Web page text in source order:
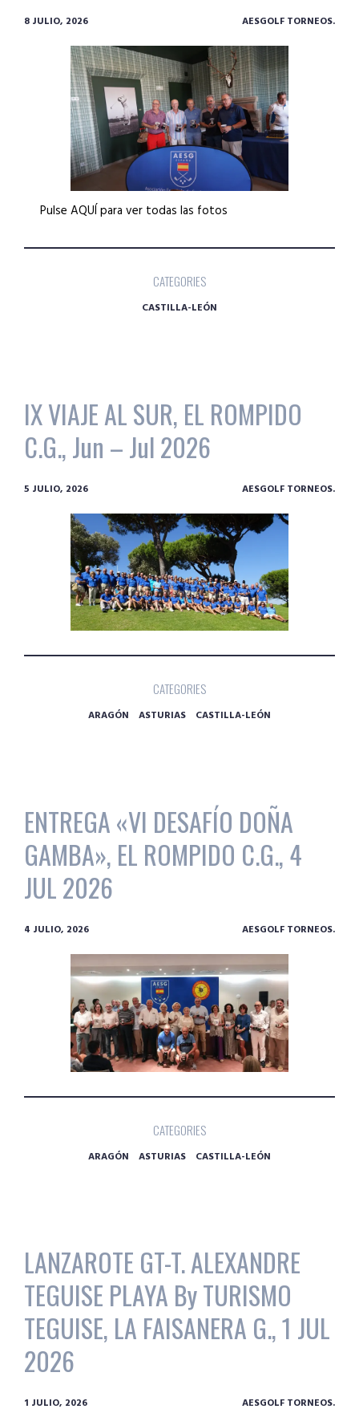
8 JULIO, 2026 AESGOLF TORNEOS.
Pulse AQUÍ para ver todas las fotos
CATEGORIES
CASTILLA-LEÓN
IX VIAJE AL SUR, EL ROMPIDO
C.G., Jun – Jul 2026
5 JULIO, 2026 AESGOLF TORNEOS.
CATEGORIES
ARAGÓN ASTURIAS CASTILLA-LEÓN
ENTREGA «VI DESAFÍO DOÑA
GAMBA», EL ROMPIDO C.G., 4
JUL 2026
4 JULIO, 2026 AESGOLF TORNEOS.
CATEGORIES
ARAGÓN ASTURIAS CASTILLA-LEÓN
LANZAROTE GT-T. ALEXANDRE
TEGUISE PLAYA By TURISMO
TEGUISE, LA FAISANERA G., 1 JUL
2026
1 JULIO, 2026 AESGOLF TORNEOS.